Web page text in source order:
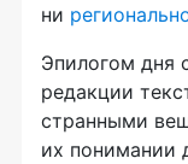
ни
Эпилогом дня
редакции
странными
их понимании